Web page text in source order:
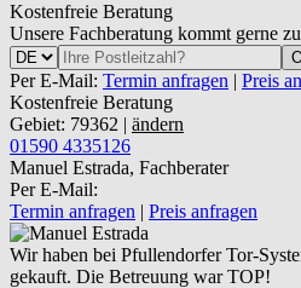
Kostenfreie Beratung
Unsere Fachberatung kommt gerne
Per E-Mail: Termin anfragen | Preis
Kostenfreie Beratung
Gebiet: 79362 | ändern
01590 4335126
Manuel Estrada, Fachberater
Per E-Mail:
Termin anfragen | Preis anfragen
Wir haben bei Pfullendorfer Tor-
gekauft. Die Betreuung war TOP!